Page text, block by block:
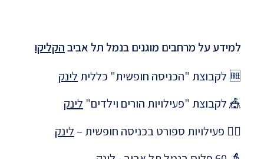
למידע על מרחבים מוגנים בנמל תל אביבהקליקו
🆓 לקבוצת "הכניסה חופשית" כללית
לינק
🎪 לקבוצת "פעילויות הורים וילדים" לינק
🏋️‍♀️ פעילויות ספורט בכניסה חופשית – לינק